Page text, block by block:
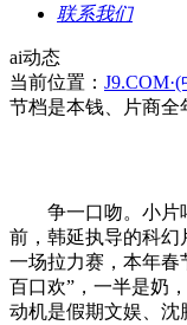
联系我们
ai动态
当前位置：
节档是本钱、片商全
争一口吻。小片喝
前，韩延执导的科幻
一场拉力赛，本年春
百口欢”，一半是奶
动机是假期文娱、沈